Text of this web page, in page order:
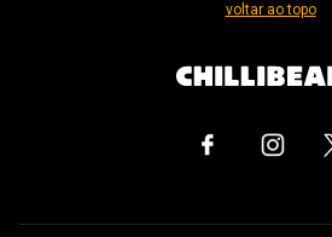
voltar ao topo